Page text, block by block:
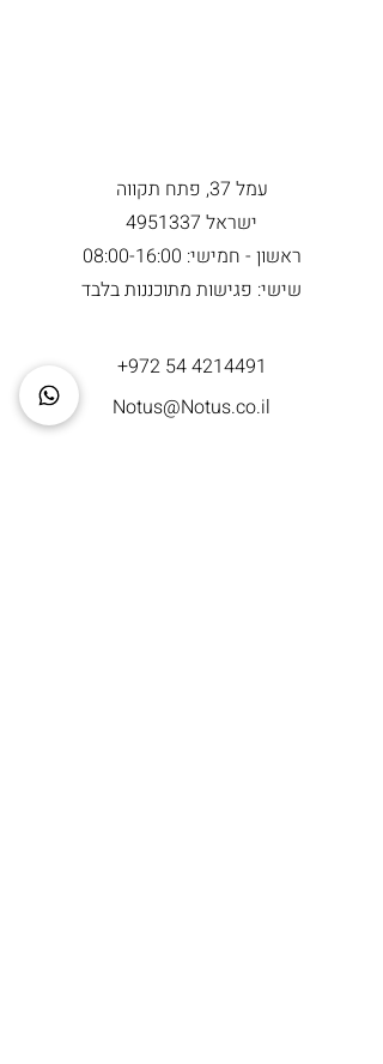
עמל 37, פתח תקווה
ישראל 4951337
ראשון - חמישי: 08:00-16:00
שישי: פגישות מתוכננות בלבד
+972 54 4214491
Notus@Notus.co.il